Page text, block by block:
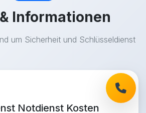
Informationen
um Sicherheit und Schlüsseldienst
Notdienst Kosten